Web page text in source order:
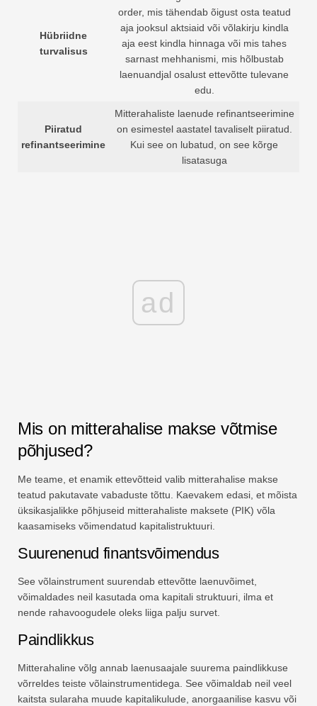
Hübriidne
turvalisus
order, mis tähendab õigust osta teatud
aja jooksul aktsiaid või võlakirju kindla
aja eest kindla hinnaga või mis tahes
sarnast mehhanismi, mis hõlbustab
laenuandjal osalust ettevõtte tulevane
edu.
Piiratud
refinantseerimine
Mitterahaliste laenude refinantseerimine
on esimestel aastatel tavaliselt piiratud.
Kui see on lubatud, on see kõrge
lisatasuga
ad
Mis on mitterahalise makse võtmise
põhjused?
Me teame, et enamik ettevõtteid valib mitterahalise makse
teatud pakutavate vabaduste tõttu. Kaevakem edasi, et mõista
üksikasjalikke põhjuseid mitterahaliste maksete (PIK) võla
kaasamiseks võimendatud kapitalistruktuuri.
Suurenenud finantsvõimendus
See võlainstrument suurendab ettevõtte laenuvõimet,
võimaldades neil kasutada oma kapitali struktuuri, ilma et
nende rahavoogudele oleks liiga palju survet.
Paindlikkus
Mitterahaline võlg annab laenusaajale suurema paindlikkuse
võrreldes teiste võlainstrumentidega. See võimaldab neil veel
kaitsta sularaha muude kapitalikulude, anorgaanilise kasvu või